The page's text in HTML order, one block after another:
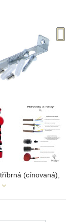
(cínovaná),